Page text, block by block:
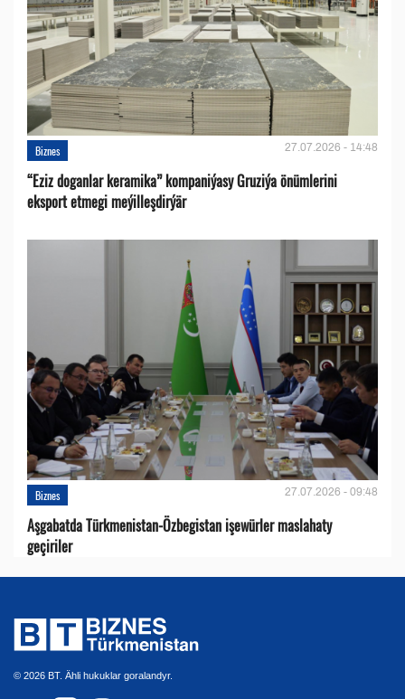
Biznes 27.07.2026 - 14:48
“Eziz doganlar keramika” kompaniýasy Gruziýa önümlerini
eksport etmegi meýilleşdirýär
Biznes 27.07.2026 - 09:48
Aşgabatda Türkmenistan-Özbegistan işewürler maslahaty
geçiriler
© 2026 BT. Ähli hukuklar goralandyr.